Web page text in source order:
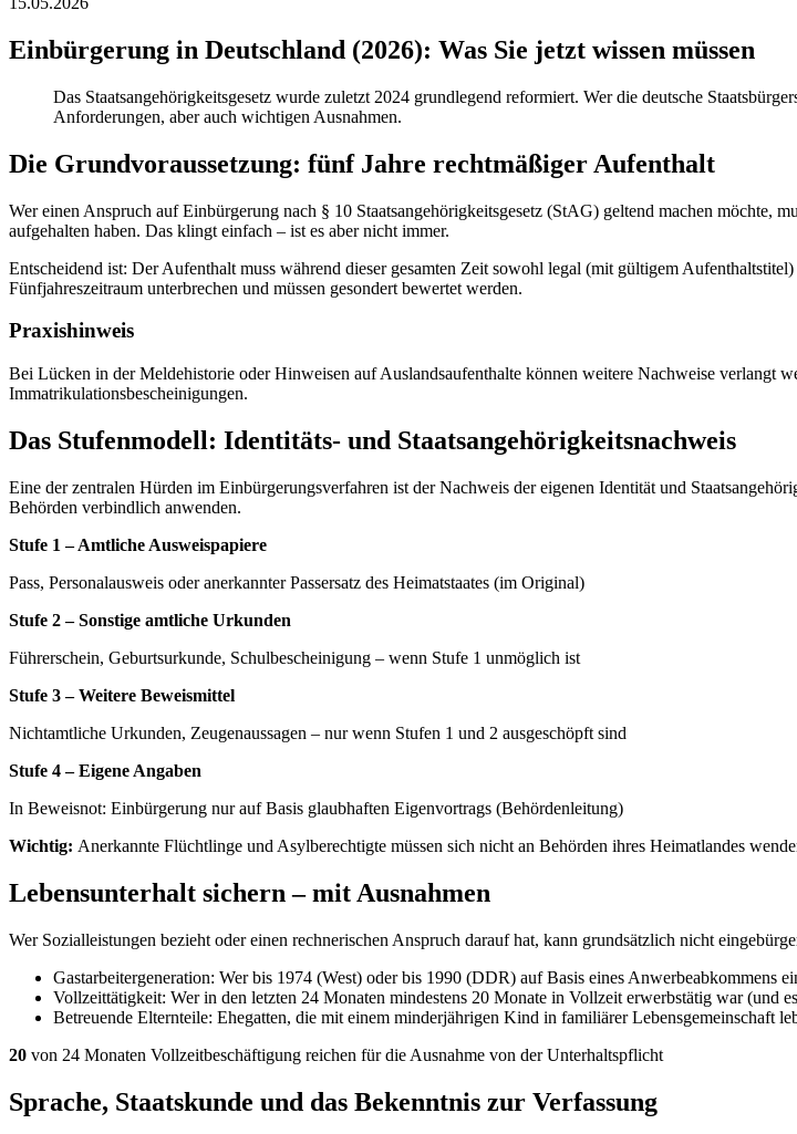
Einbürgerung in Deutschland (2026): Was Sie jetzt wissen müssen
Das Staatsangehörigkeitsgesetz wurde zuletzt 2024 grundlegend reformiert. Wer die deutsche
Anforderungen, aber auch wichtigen Ausnahmen.
Die Grundvoraussetzung: fünf Jahre rechtmäßiger Aufenthalt
Wer einen Anspruch auf Einbürgerung nach § 10 Staatsangehörigkeitsgesetz (StAG) geltend machen möchte,
aufgehalten haben. Das klingt einfach – ist es aber nicht immer.
Entscheidend ist: Der Aufenthalt muss während dieser gesamten Zeit sowohl legal (mit gültigem
Fünfjahreszeitraum unterbrechen und müssen gesondert bewertet werden.
Praxishinweis
Bei Lücken in der Meldehistorie oder Hinweisen auf Auslandsaufenthalte können weitere Nachweise verlangt
Immatrikulationsbescheinigungen.
Das Stufenmodell: Identitäts- und Staatsangehörigkeitsnachweis
Eine der zentralen Hürden im Einbürgerungsverfahren ist der Nachweis der eigenen Identität und
Behörden verbindlich anwenden.
Stufe 1 – Amtliche Ausweispapiere
Pass, Personalausweis oder anerkannter Passersatz des Heimatstaates (im Original)
Stufe 2 – Sonstige amtliche Urkunden
Führerschein, Geburtsurkunde, Schulbescheinigung – wenn Stufe 1 unmöglich ist
Stufe 3 – Weitere Beweismittel
Nichtamtliche Urkunden, Zeugenaussagen – nur wenn Stufen 1 und 2 ausgeschöpft sind
Stufe 4 – Eigene Angaben
In Beweisnot: Einbürgerung nur auf Basis glaubhaften Eigenvortrags (Behördenleitung)
Wichtig: Anerkannte Flüchtlinge und Asylberechtigte müssen sich nicht an Behörden ihres Heimatlandes
Lebensunterhalt sichern – mit Ausnahmen
Wer Sozialleistungen bezieht oder einen rechnerischen Anspruch darauf hat, kann grundsätzlich nicht
Gastarbeitergeneration: Wer bis 1974 (West) oder bis 1990 (DDR) auf Basis eines Anwerbeabkommens
Vollzeittätigkeit: Wer in den letzten 24 Monaten mindestens 20 Monate in Vollzeit erwerbstätig war (und
Betreuende Elternteile: Ehegatten, die mit einem minderjährigen Kind in familiärer Lebensgemeinschaft
20 von 24 Monaten Vollzeitbeschäftigung reichen für die Ausnahme von der Unterhaltspflicht
Sprache, Staatskunde und das Bekenntnis zur Verfassung